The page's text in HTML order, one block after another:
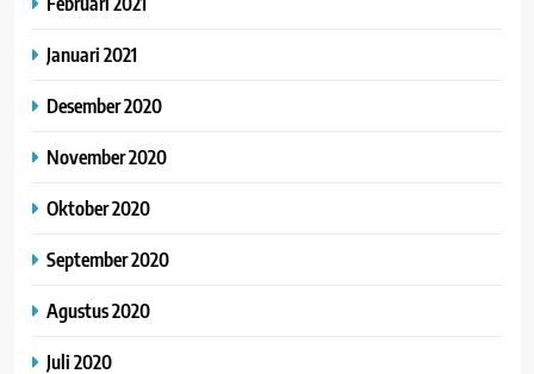
Januari 2021
Desember 2020
November 2020
Oktober 2020
September 2020
Agustus 2020
Juli 2020